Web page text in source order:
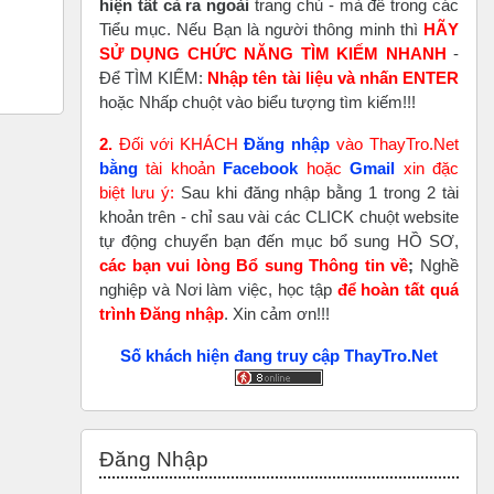
hiện tất cả ra ngoài trang chủ - mà để trong các
Tiểu mục. Nếu Bạn là người thông minh thì HÃY
SỬ DỤNG CHỨC NĂNG TÌM KIẾM NHANH -
Để TÌM KIẾM: Nhập tên tài liệu và nhấn ENTER
hoặc Nhấp chuột vào biểu tượng tìm kiếm!!!
2. Đối với KHÁCHĐăng nhập vào ThayTro.Net
bằng tài khoản Facebook hoặcGmail xin đặc
biệt lưu ý: Sau khi đăng nhập bằng 1 trong 2 tài
khoản trên - chỉ sau vài các CLICK chuột website
tự động chuyển bạn đến mục bổ sung HỒ SƠ,
các bạn vui lòng Bổ sung Thông tin về; Nghề
nghiệp và Nơi làm việc, học tập để hoàn tấtquá
trình Đăng nhập. Xin cảm ơn!!!
Số khách hiện đang truy cập ThayTro.Net
Đăng Nhập